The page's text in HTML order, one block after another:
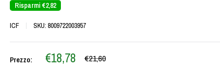
Risparmi €2,82
ICF SKU: 8009722003957
Prezzo: Prezzo
scontato
€18,78 Prezzo
€21,60